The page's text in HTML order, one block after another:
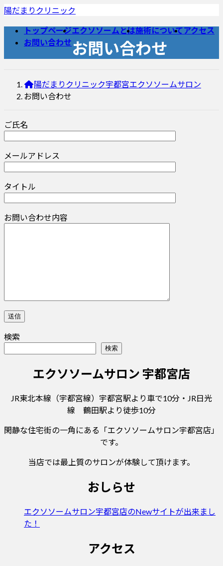
コ
ツ
ナ
シ
陽だまりクリニック
トップページエクソソームとは施術についてアクセス
お問い合わせ お問い合わせ
陽だまりクリニック宇都宮エクソソームサロン
お問い合わせ
ご氏名
メールアドレス
タイトル
お問い合わせ内容
検索
検索
エクソソームサロン 宇都宮店
JR東北本線（宇都宮線）宇都宮駅より車で10分・JR日光
線 鶴田駅より徒歩10分
閑静な住宅街の一角にある「エクソソームサロン宇都宮店」
です。
当店では最上質のサロンが体験して頂けます。
おしらせ
エクソソームサロン宇都宮店のNewサイトが出来まし
た！
アクセス